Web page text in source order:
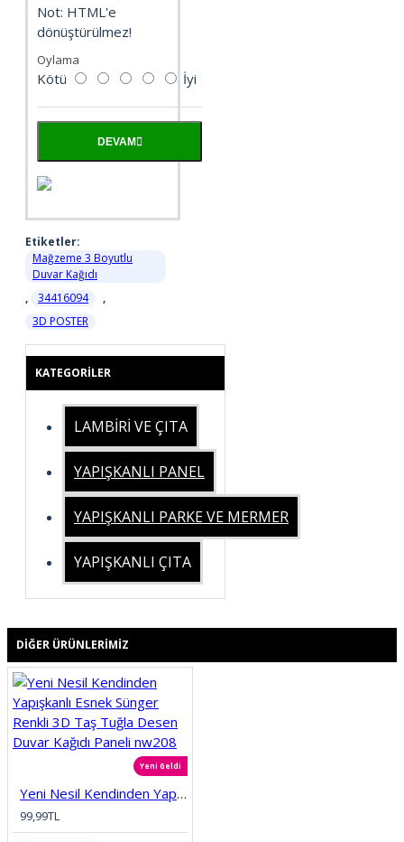
Not: HTML'e
dönüştürülmez!
Oylama
Kötü İyi
DEVAM
Etiketler:
Mağzeme 3 Boyutlu
Duvar Kağıdı
,
34416094
,
3D POSTER
KATEGORILER
LAMBİRİ VE ÇITA
YAPIŞKANLI PANEL
YAPIŞKANLI PARKE VE MERMER
YAPIŞKANLI ÇITA
DIĞER ÜRÜNLERIMIZ
Yeni Geldi
Yeni Nesil Kendinden Yapışkanlı Esnek Sünger Renkli 3D Taş Tuğla Desen Duvar Kağıdı Paneli nw208
99,99TL